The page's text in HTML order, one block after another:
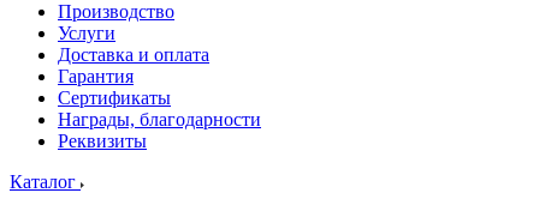
Производство
Услуги
Доставка и оплата
Гарантия
Сертификаты
Награды, благодарности
Реквизиты
Каталог